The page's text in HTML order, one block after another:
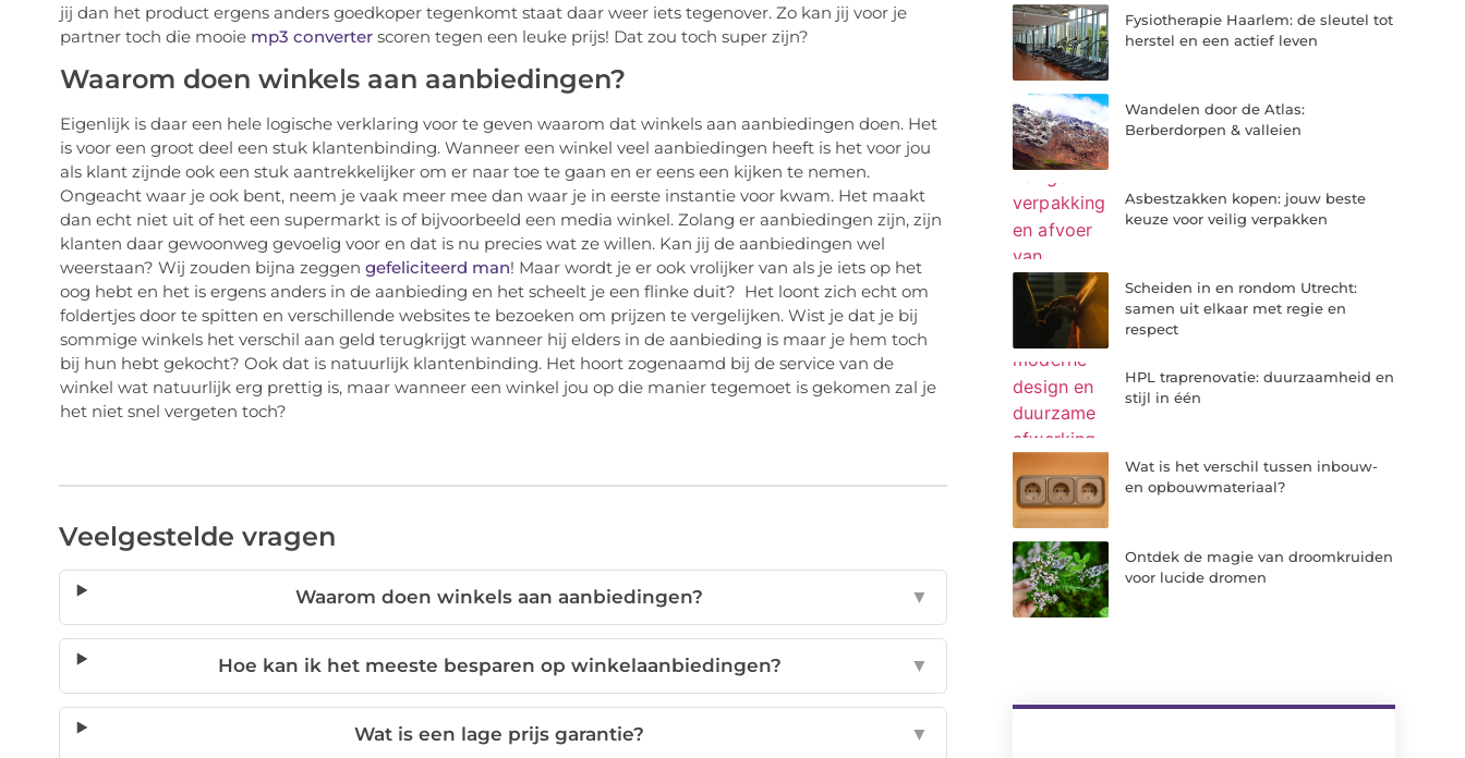
jij dan het product ergens anders goedkoper tegenkomt staat daar weer iets tegenover. Zo kan jij voor je
partner toch die mooie mp3 converterscoren tegen een leuke prijs! Dat zou toch super zijn?
Waarom doen winkels aan aanbiedingen?
Eigenlijk is daar een hele logische verklaring voor te geven waarom dat winkels aan aanbiedingen doen. Het
is voor een groot deel een stuk klantenbinding. Wanneer een winkel veel aanbiedingen heeft is het voor jou
als klant zijnde ook een stuk aantrekkelijker om er naar toe te gaan en er eens een kijken te nemen.
Ongeacht waar je ook bent, neem je vaak meer mee dan waar je in eerste instantie voor kwam. Het maakt
dan echt niet uit of het een supermarkt is of bijvoorbeeld een media winkel. Zolang er aanbiedingen zijn, zijn
klanten daar gewoonweg gevoelig voor en dat is nu precies wat ze willen. Kan jij de aanbiedingen wel
weerstaan? Wij zouden bijna zeggen gefeliciteerd man! Maar wordt je er ook vrolijker van als je iets op het
oog hebt en het is ergens anders in de aanbieding en het scheelt je een flinke duit? Het loont zich echt om
foldertjes door te spitten en verschillende websites te bezoeken om prijzen te vergelijken. Wist je dat je bij
sommige winkels het verschil aan geld terugkrijgt wanneer hij elders in de aanbieding is maar je hem toch
bij hun hebt gekocht? Ook dat is natuurlijk klantenbinding. Het hoort zogenaamd bij de service van de
winkel wat natuurlijk erg prettig is, maar wanneer een winkel jou op die manier tegemoet is gekomen zal je
het niet snel vergeten toch?
Veelgestelde vragen
Waarom doen winkels aan aanbiedingen? ▼
Hoe kan ik het meeste besparen op winkelaanbiedingen? ▼
Wat is een lage prijs garantie? ▼
Fysiotherapie Haarlem: de sleutel tot
herstel en een actief leven
Wandelen door de Atlas:
Berberdorpen & valleien
Asbestzakken kopen: jouw beste
keuze voor veilig verpakken
Scheiden in en rondom Utrecht:
samen uit elkaar met regie en
respect
HPL traprenovatie: duurzaamheid en
stijl in één
Wat is het verschil tussen inbouw-
en opbouwmateriaal?
Ontdek de magie van droomkruiden
voor lucide dromen